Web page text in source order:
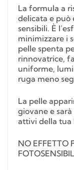
La formula a
delicata e può
sensibili. È
minimizzare i
pelle spenta
rinnovatrice,
uniforme,
ruga meno
La pelle
giovane e
attivi della tua
NO EFFETTO